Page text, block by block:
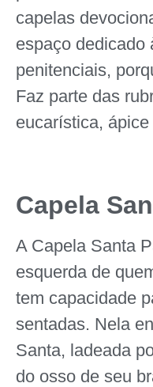
capelas
espaço dedicado
penitenciais,
Faz parte das
eucarística,
Capela
A Capela Santa
esquerda de
tem capacidade
sentadas. Nela
Santa, ladeada
do osso de seu